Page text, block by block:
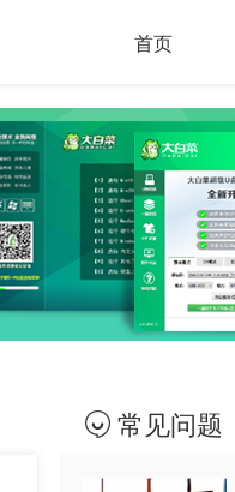
首页
常见问题